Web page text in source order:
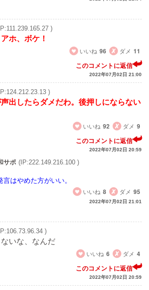
)
ホ、ボケ！
いいね 96 ダメ 11
このコメントに返信
2022年07月02日 21:00
)
出したらダメだわ。後押しにならない
いいね 92 ダメ 9
このコメントに返信
2022年07月02日 20:59
サポ (IP:222.149.216.100 )
はやめた方がいい。
いいね 8 ダメ 95
2022年07月02日 21:01
)
いな、なんだ
いいね 6 ダメ 4
このコメントに返信
2022年07月02日 20:59